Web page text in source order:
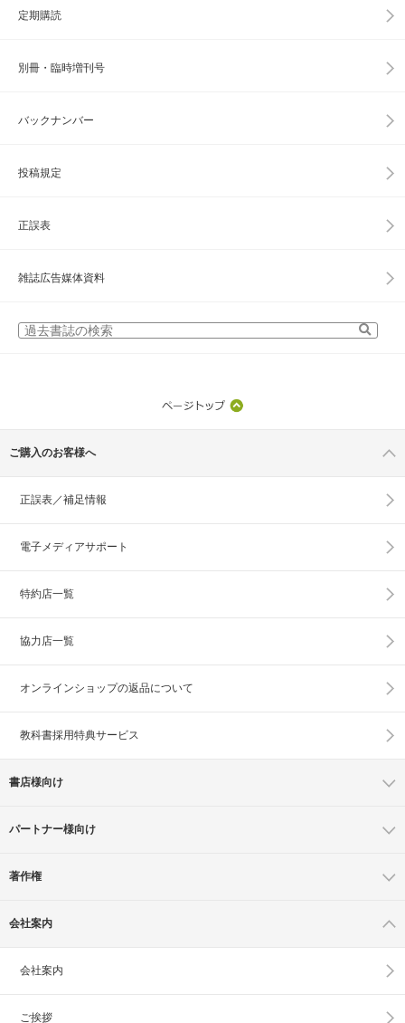
定期購読
別冊・臨時増刊号
バックナンバー
投稿規定
正誤表
雑誌広告媒体資料
ご購入のお客様へ
正誤表／補足情報
電子メディアサポート
特約店一覧
協力店一覧
オンラインショップの返品について
教科書採用特典サービス
書店様向け
パートナー様向け
著作権
会社案内
会社案内
ご挨拶